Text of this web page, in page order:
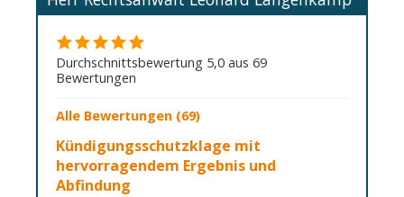
Durchschnittsbewertung 5,0 aus 69
Bewertungen
Alle Bewertungen (69)
Kündigungsschutzklage mit
hervorragendem Ergebnis und
Abfindung